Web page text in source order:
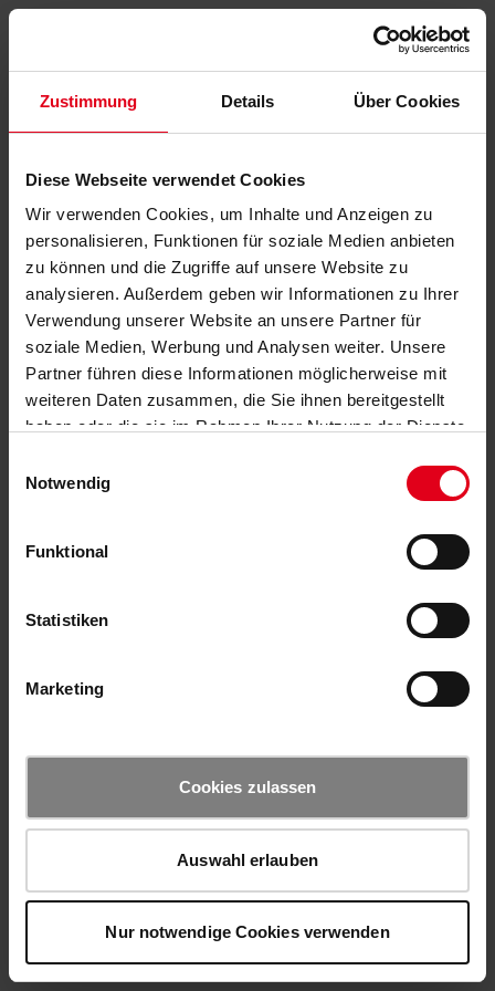
Zustimmung Details Über Cookies
Diese Webseite verwendet Cookies
Wir verwenden Cookies, um Inhalte und Anzeigen zu
personalisieren, Funktionen für soziale Medien anbieten
zu können und die Zugriffe auf unsere Website zu
analysieren. Außerdem geben wir Informationen zu Ihrer
Verwendung unserer Website an unsere Partner für
soziale Medien, Werbung und Analysen weiter. Unsere
Partner führen diese Informationen möglicherweise mit
weiteren Daten zusammen, die Sie ihnen bereitgestellt
haben oder die sie im Rahmen Ihrer Nutzung der Dienste
Notwendig
Funktional
Statistiken
Marketing
Cookies zulassen
Auswahl erlauben
Nur notwendige Cookies verwenden